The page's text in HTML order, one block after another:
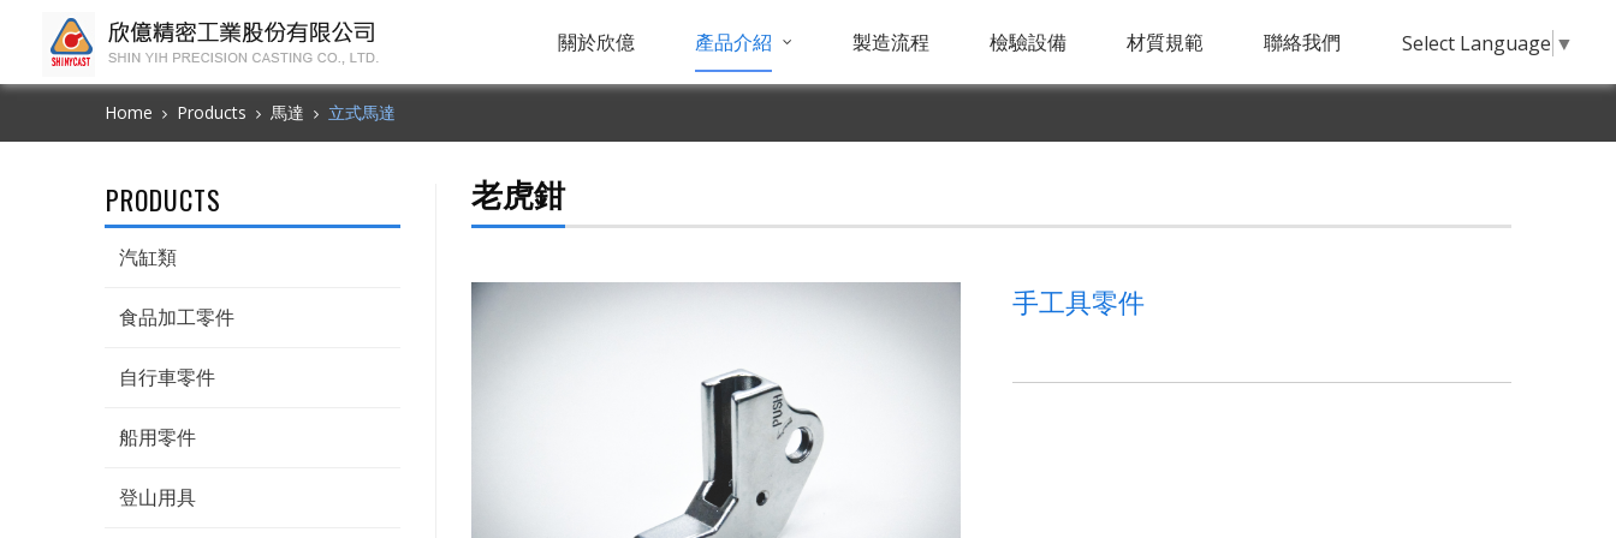
Select Language ▼
關於欣億 產品介紹 製造流程 檢驗設備 材質規範 聯絡我們
Home Products 馬達 立式馬達
PRODUCTS
汽缸類
食品加工零件
自行車零件
船用零件
登山用具
老虎鉗
手工具零件